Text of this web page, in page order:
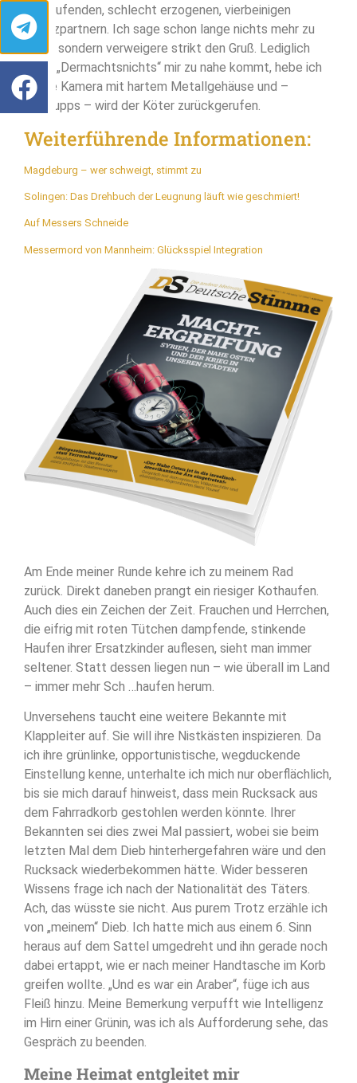
frei laufenden, schlecht erzogenen, vierbeinigen
Ersatzpartnern. Ich sage schon lange nichts mehr zu
ihnen, sondern verweigere strikt den Gruß. Lediglich
wenn „Dermachtsnichts“ mir zu nahe kommt, hebe ich
meine Kamera mit hartem Metallgehäuse und –
schwupps – wird der Köter zurückgerufen.
Weiterführende Informationen:
Magdeburg – wer schweigt, stimmt zu
Solingen: Das Drehbuch der Leugnung läuft wie geschmiert!
Auf Messers Schneide
Messermord von Mannheim: Glücksspiel Integration
Am Ende meiner Runde kehre ich zu meinem Rad
zurück. Direkt daneben prangt ein riesiger Kothaufen.
Auch dies ein Zeichen der Zeit. Frauchen und Herrchen,
die eifrig mit roten Tütchen dampfende, stinkende
Haufen ihrer Ersatzkinder auflesen, sieht man immer
seltener. Statt dessen liegen nun – wie überall im Land
– immer mehr Sch …haufen herum.
Unversehens taucht eine weitere Bekannte mit
Klappleiter auf. Sie will ihre Nistkästen inspizieren. Da
ich ihre grünlinke, opportunistische, wegduckende
Einstellung kenne, unterhalte ich mich nur oberflächlich,
bis sie mich darauf hinweist, dass mein Rucksack aus
dem Fahrradkorb gestohlen werden könnte. Ihrer
Bekannten sei dies zwei Mal passiert, wobei sie beim
letzten Mal dem Dieb hinterhergefahren wäre und den
Rucksack wiederbekommen hätte. Wider besseren
Wissens frage ich nach der Nationalität des Täters.
Ach, das wüsste sie nicht. Aus purem Trotz erzähle ich
von „meinem“ Dieb. Ich hatte mich aus einem 6. Sinn
heraus auf dem Sattel umgedreht und ihn gerade noch
dabei ertappt, wie er nach meiner Handtasche im Korb
greifen wollte. „Und es war ein Araber“, füge ich aus
Fleiß hinzu. Meine Bemerkung verpufft wie Intelligenz
im Hirn einer Grünin, was ich als Aufforderung sehe, das
Gespräch zu beenden.
Meine Heimat entgleitet mir